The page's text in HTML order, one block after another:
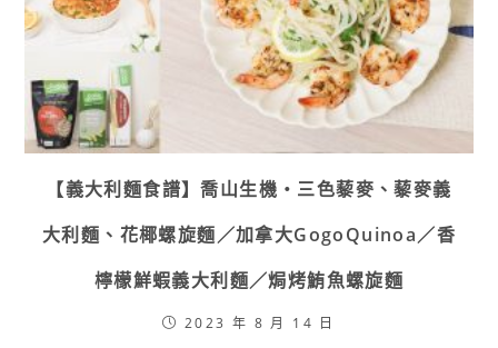
【義大利麵食譜】喬山生機・三色藜麥、藜麥義
大利麵、花椰螺旋麵／加拿大GogoQuinoa／香
檸檬鮮蝦義大利麵／焗烤鮪魚螺旋麵
2023 年 8 月 14 日